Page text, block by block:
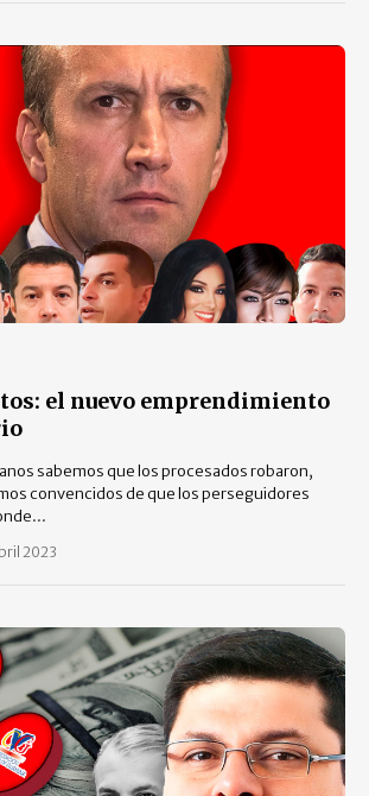
el nuevo emprendimiento
sabemos que los procesados robaron,
convencidos de que los perseguidores
2023